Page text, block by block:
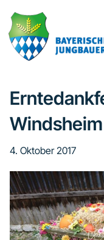
Inhalt
springen
Seitenspalte
springen
Fußzeile
springen
Windsheim
4. Oktober 2017